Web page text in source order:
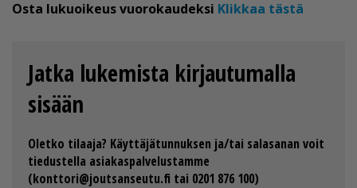
Osta lukuoikeus vuorokaudeksi Klikkaa tästä
Jatka lukemista kirjautumalla
sisään
Oletko tilaaja? Käyttäjätunnuksen ja/tai salasanan voit
tiedustella asiakaspalvelustamme
(konttori@joutsanseutu.fi tai 0201 876 100)